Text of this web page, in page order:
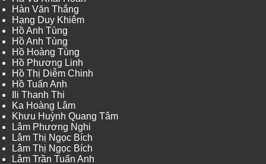
Hàn Văn Thắng
Hạng Duy Khiêm
Hồ Anh Tùng
Hồ Anh Tùng
Hồ Hoàng Tùng
Hồ Phương Linh
Hồ Thị Diễm Chinh
Hồ Tuấn Anh
Ili Thanh Thi
Ka Hoàng Lâm
Khưu Huỳnh Quang Tâm
Lâm Phương Nghi
Lâm Thị Ngọc Bích
Lâm Thị Ngọc Bích
Lâm Trần Tuấn Anh